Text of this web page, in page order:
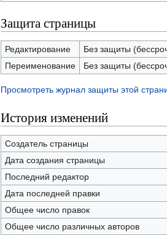
Защита страницы
Редактирование
Без защиты
Переименование
Без защиты
Просмотреть журнал защиты этой
История изменений
Создатель страницы
Дата создания страницы
Последний редактор
Дата последней правки
Общее число правок
Общее число различных авторов